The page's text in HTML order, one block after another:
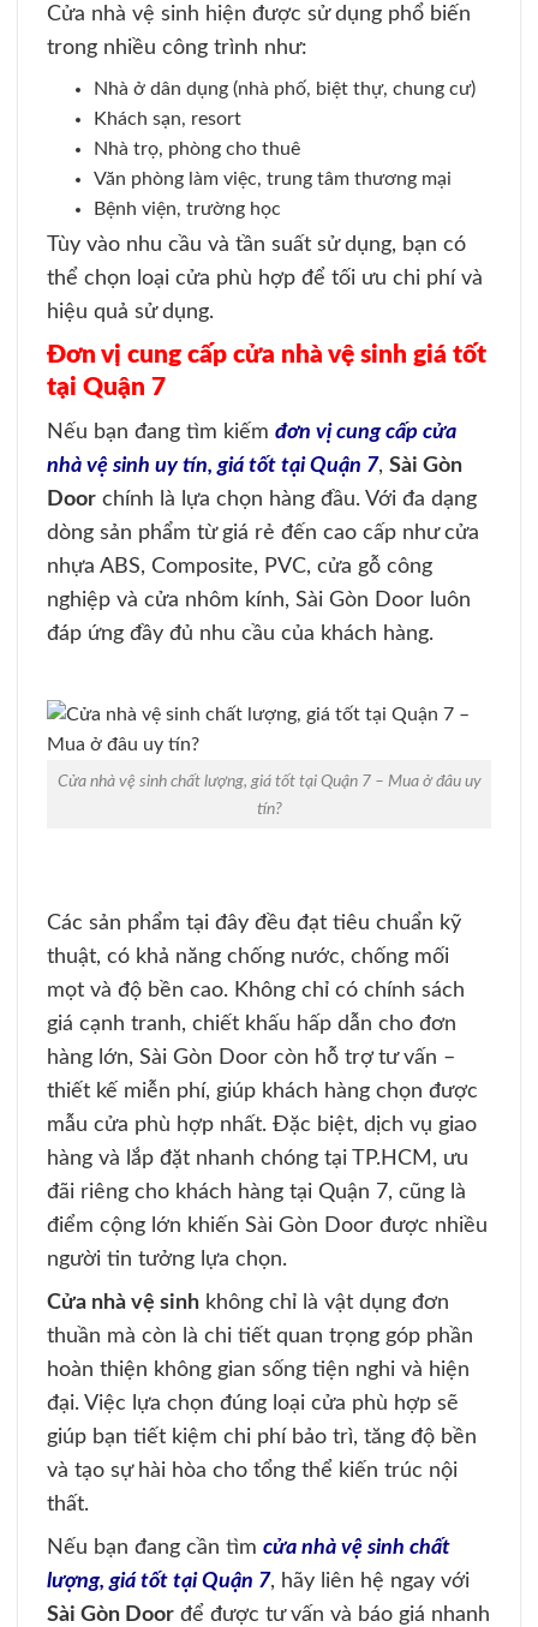
Cửa nhà vệ sinh hiện được sử dụng phổ biến
trong nhiều công trình như:
Nhà ở dân dụng (nhà phố, biệt thự, chung cư)
Khách sạn, resort
Nhà trọ, phòng cho thuê
Văn phòng làm việc, trung tâm thương mại
Bệnh viện, trường học
Tùy vào nhu cầu và tần suất sử dụng, bạn có
thể chọn loại cửa phù hợp để tối ưu chi phí và
hiệu quả sử dụng.
Đơn vị cung cấp cửa nhà vệ sinh giá tốt
tại Quận 7
Nếu bạn đang tìm kiếm đơn vị cung cấp cửa
nhà vệ sinh uy tín, giá tốt tại Quận 7, Sài Gòn
Door chính là lựa chọn hàng đầu. Với đa dạng
dòng sản phẩm từ giá rẻ đến cao cấp như cửa
nhựa ABS, Composite, PVC, cửa gỗ công
nghiệp và cửa nhôm kính, Sài Gòn Door luôn
đáp ứng đầy đủ nhu cầu của khách hàng.
Cửa nhà vệ sinh chất lượng, giá tốt tại Quận 7 – Mua ở đâu uy
tín?
Các sản phẩm tại đây đều đạt tiêu chuẩn kỹ
thuật, có khả năng chống nước, chống mối
mọt và độ bền cao. Không chỉ có chính sách
giá cạnh tranh, chiết khấu hấp dẫn cho đơn
hàng lớn, Sài Gòn Door còn hỗ trợ tư vấn –
thiết kế miễn phí, giúp khách hàng chọn được
mẫu cửa phù hợp nhất. Đặc biệt, dịch vụ giao
hàng và lắp đặt nhanh chóng tại TP.HCM, ưu
đãi riêng cho khách hàng tại Quận 7, cũng là
điểm cộng lớn khiến Sài Gòn Door được nhiều
người tin tưởng lựa chọn.
Cửa nhà vệ sinh không chỉ là vật dụng đơn
thuần mà còn là chi tiết quan trọng góp phần
hoàn thiện không gian sống tiện nghi và hiện
đại. Việc lựa chọn đúng loại cửa phù hợp sẽ
giúp bạn tiết kiệm chi phí bảo trì, tăng độ bền
và tạo sự hài hòa cho tổng thể kiến trúc nội
thất.
Nếu bạn đang cần tìm cửa nhà vệ sinh chất
lượng, giá tốt tại Quận 7, hãy liên hệ ngay với
Sài Gòn Door để được tư vấn và báo giá nhanh